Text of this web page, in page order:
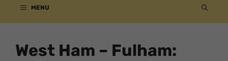
MENU
West Ham – Fulham: